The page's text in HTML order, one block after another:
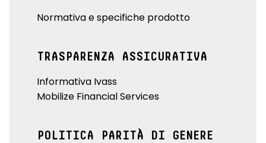
Normativa e specifiche prodotto
TRASPARENZA ASSICURATIVA
Informativa Ivass
Mobilize Financial Services
POLITICA PARITÀ DI GENERE